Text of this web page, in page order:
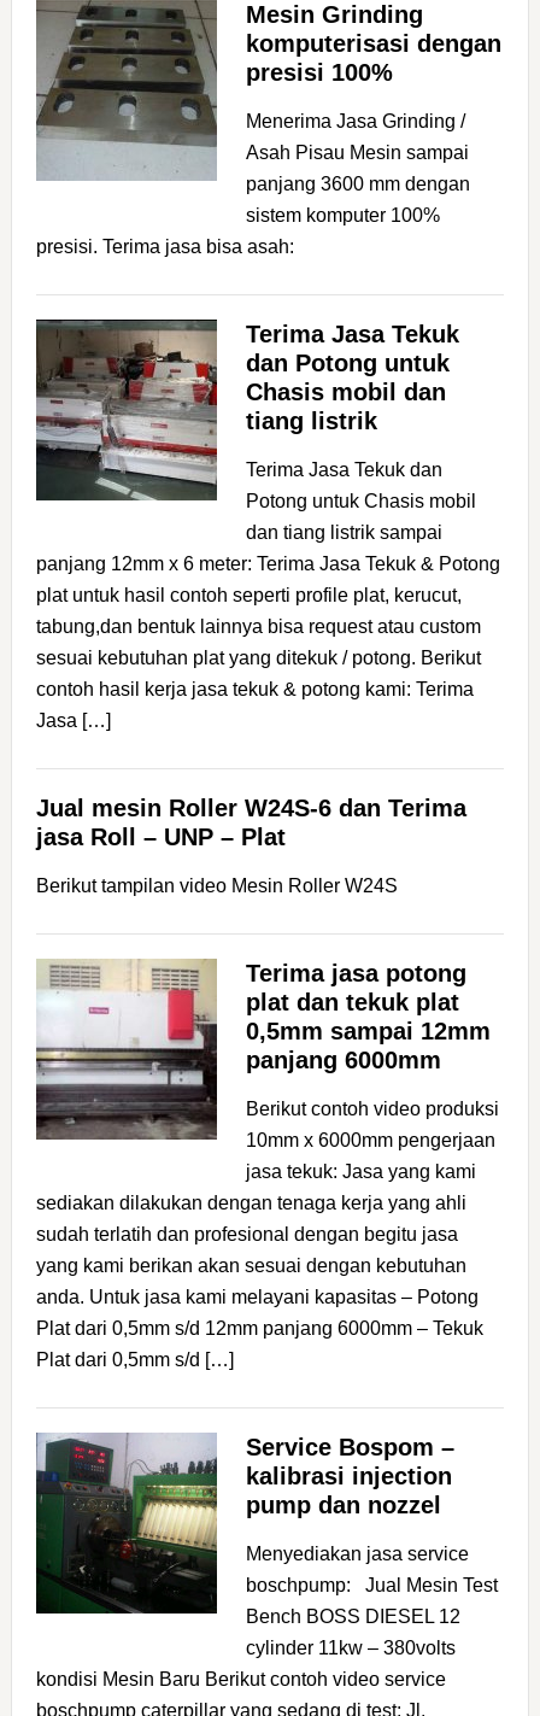
Mesin Grinding
komputerisasi dengan
presisi 100%
Menerima Jasa Grinding /
Asah Pisau Mesin sampai
panjang 3600 mm dengan
sistem komputer 100%
presisi. Terima jasa bisa asah:
Terima Jasa Tekuk
dan Potong untuk
Chasis mobil dan
tiang listrik
Terima Jasa Tekuk dan
Potong untuk Chasis mobil
dan tiang listrik sampai
panjang 12mm x 6 meter: Terima Jasa Tekuk & Potong
plat untuk hasil contoh seperti profile plat, kerucut,
tabung,dan bentuk lainnya bisa request atau custom
sesuai kebutuhan plat yang ditekuk / potong. Berikut
contoh hasil kerja jasa tekuk & potong kami: Terima
Jasa […]
Jual mesin Roller W24S-6 dan Terima
jasa Roll – UNP – Plat
Berikut tampilan video Mesin Roller W24S
Terima jasa potong
plat dan tekuk plat
0,5mm sampai 12mm
panjang 6000mm
Berikut contoh video produksi
10mm x 6000mm pengerjaan
jasa tekuk: Jasa yang kami
sediakan dilakukan dengan tenaga kerja yang ahli
sudah terlatih dan profesional dengan begitu jasa
yang kami berikan akan sesuai dengan kebutuhan
anda. Untuk jasa kami melayani kapasitas – Potong
Plat dari 0,5mm s/d 12mm panjang 6000mm – Tekuk
Plat dari 0,5mm s/d […]
Service Bospom –
kalibrasi injection
pump dan nozzel
Menyediakan jasa service
boschpump: Jual Mesin Test
Bench BOSS DIESEL 12
cylinder 11kw – 380volts
kondisi Mesin Baru Berikut contoh video service
boschpump caterpillar yang sedang di test: Jl.